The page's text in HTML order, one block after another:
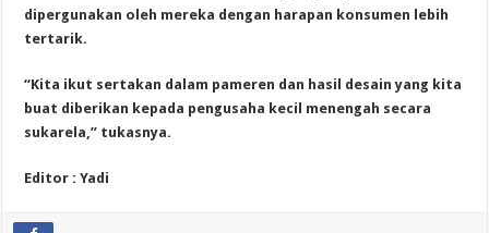
dipergunakan oleh mereka dengan harapan konsumen lebih
tertarik.
“Kita ikut sertakan dalam pameren dan hasil desain yang kita
buat diberikan kepada pengusaha kecil menengah secara
sukarela,” tukasnya.
Editor : Yadi